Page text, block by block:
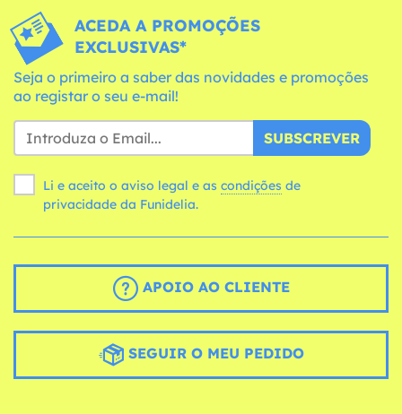
ACEDA A PROMOÇÕES
EXCLUSIVAS*
Seja o primeiro a saber das novidades e promoções
ao registar o seu e-mail!
SUBSCREVER
Li e aceito o aviso legal e as condições
privacidade da Funidelia.
APOIO AO CLIENTE
SEGUIR O MEU PEDIDO